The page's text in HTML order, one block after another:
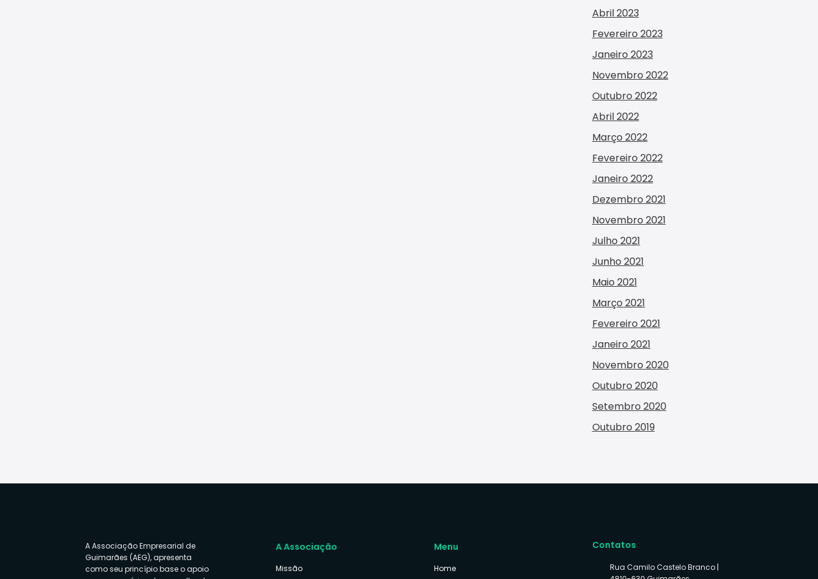
Abril 2023
Fevereiro 2023
Janeiro 2023
Novembro 2022
Outubro 2022
Abril 2022
Março 2022
Fevereiro 2022
Janeiro 2022
Dezembro 2021
Novembro 2021
Julho 2021
Junho 2021
Maio 2021
Março 2021
Fevereiro 2021
Janeiro 2021
Novembro 2020
Outubro 2020
Setembro 2020
Outubro 2019
A Associação Empresarial de
Guimarães (AEG), apresenta
como seu princípio base o apoio
A Associação
Missão
Menu
Home
Contatos
Rua Camilo Castelo Branco |